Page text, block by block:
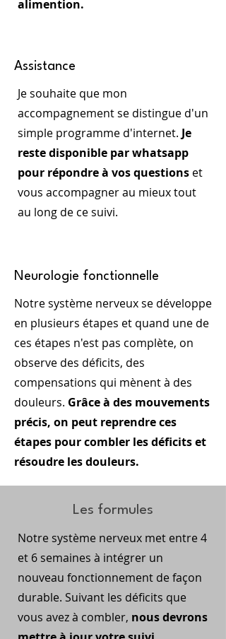
alimention.
Assistance
Je souhaite que mon
accompagnement se distingue d'un
simple programme d'internet. Je
reste disponible par whatsapp
pour répondre à vos questions et
vous accompagner au mieux tout
au long de ce suivi.
Neurologie fonctionnelle
Notre système nerveux se développe
en plusieurs étapes et quand une de
ces étapes n'est pas complète, on
observe des déficits, des
compensations qui mènent à des
douleurs. Grâce à des mouvements
précis, on peut reprendre ces
étapes pour combler les déficits et
résoudre les douleurs.
Les formules
Notre système nerveux met entre 4
et 6 semaines à intégrer un
nouveau fonctionnement de façon
durable. Suivant les déficits que
vous avez à combler, nous devrons